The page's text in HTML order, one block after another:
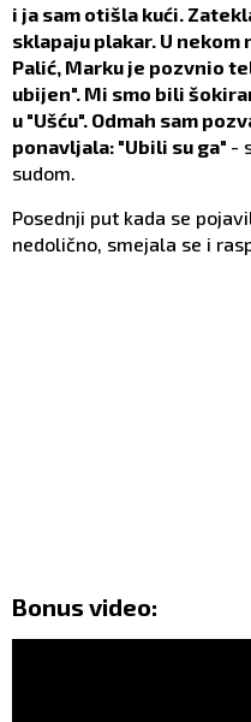
i ja sam otišla kući.
sklapaju plakar. U nekom
Palić, Marku je pozvnio
ubijen". Mi smo bili
u "Ušću". Odmah sam
ponavljala: "Ubili su ga" -
sudom.
Posednji put kada se
nedolično, smejala se i
Bonus video: